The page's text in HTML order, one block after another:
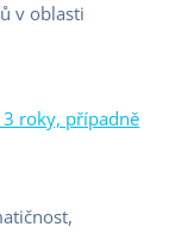
v oblasti
roky, případně